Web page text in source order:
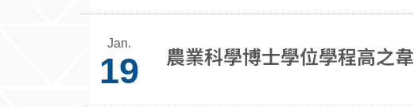
Jan.
19 農業科學博士學位學程高之